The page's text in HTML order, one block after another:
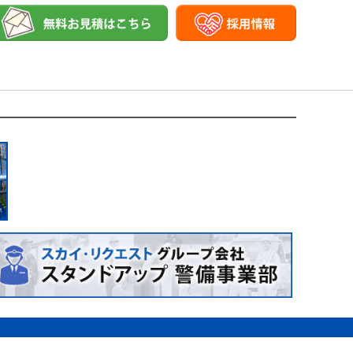
していますので解体後の土地活用のご相談など細やかなご
の多発など解体工事の需要は年々増加しています。空き家
軽にご相談ください。 問い合わせや相談などはこちらの
、納屋、平屋、井戸、庭石、カーポート、植木…【別事
、植木… 【別事業】 賃貸マンション運営・管理、不動産
場合があります。 ◆滅失建物の所在地が合分筆を行って
すが、別途調査費用がかかってしまう場合がありま
を何度も移転を繰り返している場合には、住民票などの
大阪で解体工事が完工した際、火災にあって大阪で建物
ていただいたブログ記事を是非参考にしてみてくださ
登記等について疑問な点などがありましたらどんなこと
成金について】 大阪府での解体工事のご相談なら株式会
カイリクエストは大阪府藤井寺市に事務所を構え、解体
にも羽曳野市や松原市など南河内地区から奈良県西部な
事を承ります。 他社にない株式会社スカイリクエストの
いますので 解体後の土地活用のご相談など細やかなご
の多発など解体工事の需要は年々増加しています。空き
軽にご相談ください。 問い合わせや相談などはこちら
も構いません。是非一度お問い合わせください。 【ス
りたい方はこちら】【対応エリア】 大阪府藤井寺市を
区、東大阪市や柏原市大阪府全域で解体工事を承ってお
体工事内容】 木造住宅、空き家、借地、アパート、マ
て不動産事業も経営していますので 解体後の土地活用
在空き家問題や自然災害の多発など解体工事の需要は
市、富田林市などの南河内地区、東大阪市や柏原市大阪
内容】 建物解体工事、内装解体工事、プチ解体、アスベ
場工事、大規模解体など… 【解体工事内容】 木造住宅、
庫、納屋、平屋、井戸、庭石、カーポート、植木… 【別
買取などの不動産事業警備業
生砕石（土木資材）】 砕石とは建築物の基礎に敷き詰め
る岩盤を砕いて作られ、砕石の代替えで再生砕石も利用さ
トを破砕し、大きさを揃えて作られます。 【アスファル
め、一般の家庭ごみと一緒に捨てることはできませ
頼すれば良いでしょう。 瓦礫の取り処分を検討されて
依頼し、適切に売却してもらうことをおすすめしま
・処分方法とは？についてご紹介させていただきまし
をお考えの皆様は、今回ご紹介させていただいたブログ
さい！ 大阪での解体工事、伐採・伐根について分から
サポートいたしますので、弊社または大阪の解体工事業
みの方】 【解体工事に活用できる補助金・助成金につい
カイリクエストにお任せ下さい。 株式会社スカイリクエ
プロフェッショナルとしてや藤井寺市以外にも羽曳野市
・鉄骨・RC造など構造、規模問わず解体工事を承りま
が可能な点です。 現在空き家問題や自然災害の多発など
お持ち、または解体工事を検討されている方気軽にご相